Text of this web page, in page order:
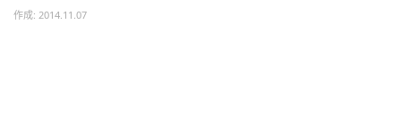
作成: 2014.11.07